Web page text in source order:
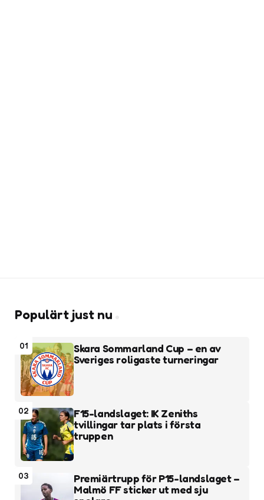
Populärt just nu
01
Skara Sommarland Cup – en av
Sveriges roligaste turneringar
02
F15-landslaget: IK Zeniths
tvillingar tar plats i första
truppen
03
Premiärtrupp för P15-landslaget –
Malmö FF sticker ut med sju